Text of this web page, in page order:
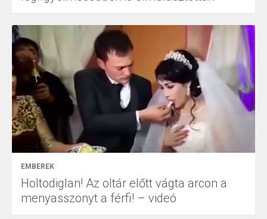
EMBEREK
Holtodiglan! Az oltár előtt vágta arcon a
menyasszonyt a férfi! – videó